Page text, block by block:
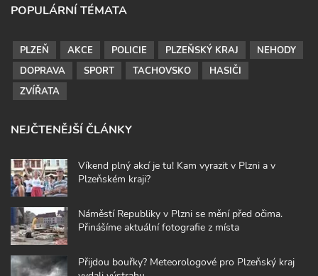
POPULÁRNÍ TÉMATA
PLZEŇ AKCE POLICIE PLZEŇSKÝ KRAJ
NEHODY
DOPRAVA
SPORT TACHOVSKO
HASIČI
ZVÍŘATA
NEJČTENĚJŠÍ ČLÁNKY
Víkend plný akcí je tu! Kam vyrazit v Plzni a v
Plzeňském kraji?
Náměstí Republiky v Plzni se mění před očima.
Přinášíme aktuální fotografie z místa
Přijdou bouřky? Meteorologové pro Plzeňský kraj